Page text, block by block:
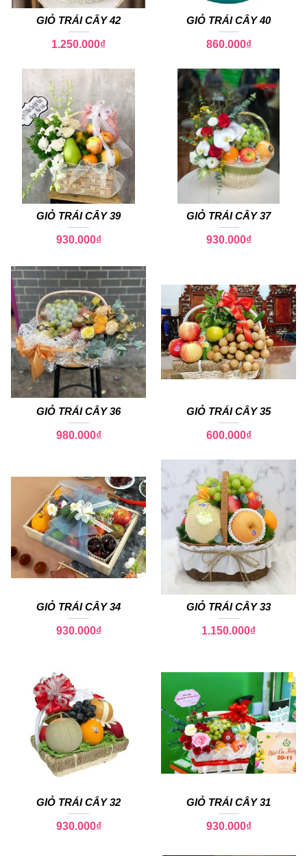
GIỎ TRÁI CÂY 42
1.250.000₫
GIỎ TRÁI CÂY 40
860.000₫
GIỎ TRÁI CÂY 39
930.000₫
GIỎ TRÁI CÂY 37
930.000₫
GIỎ TRÁI CÂY 36
980.000₫
GIỎ TRÁI CÂY 35
600.000₫
GIỎ TRÁI CÂY 34
930.000₫
GIỎ TRÁI CÂY 33
1.150.000₫
GIỎ TRÁI CÂY 32
930.000₫
GIỎ TRÁI CÂY 31
930.000₫